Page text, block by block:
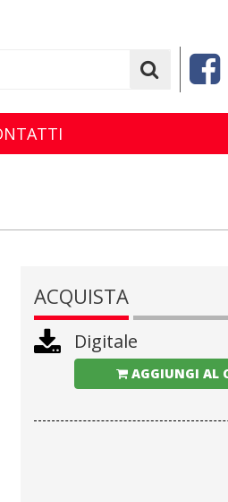
ACQUISTA
Digitale
AGGIUNGI AL